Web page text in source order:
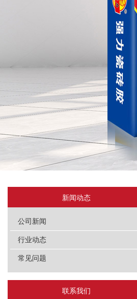
新闻动态
公司新闻
行业动态
常见问题
联系我们